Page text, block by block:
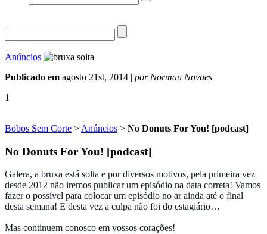
Anúncios
Publicado em agosto 21st, 2014 | por Norman Novaes
1
Bobos Sem Corte > Anúncios > No Donuts For You! [podcast]
No Donuts For You! [podcast]
Galera, a bruxa está solta e por diversos motivos, pela primeira vez
desde 2012 não iremos publicar um episódio na data correta! Vamos
fazer o possível para colocar um episódio no ar ainda até o final
desta semana! E desta vez a culpa não foi do estagiário…
Mas continuem conosco em vossos corações!